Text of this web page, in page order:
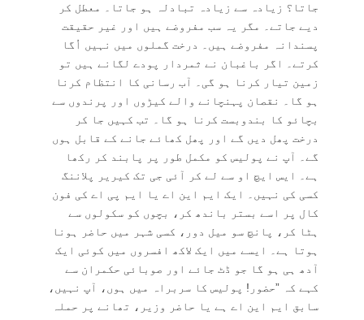
جاتا؟ زیادہ سے زیادہ تبادلہ ہو جاتا۔ معطل کر
دیے جاتے۔ مگر یہ سب مفروضے ہیں اور غیر حقیقت
پسندانہ مفروضے ہیں۔ درخت گملوں میں نہیں اُگا
کرتے۔ اگر باغبان نے ثمردار پودے لگانے ہیں تو
زمین تیار کرنا ہو گی۔ آب رسانی کا انتظام کرنا
ہو گا۔ نقصان پہنچانے والے کیڑوں اور پرندوں سے
بچائو کا بندوبست کرنا ہو گا۔ تب کہیں جا کر
درخت پھل دیں گے اور پھل کھائے جانے کے قابل ہوں
گے۔ آپ نے پولیس کو مکمل طور پر پابند کر رکھا
ہے۔ ایس ایچ او سے لے کر آئی جی تک کیریر پلاننگ
کسی کی نہیں۔ ایک ایم این اے یا ایم پی اے کی فون
کال پر اسے بستر باندھ کر، بچوں کو سکولوں سے
ہٹا کر، پانچ سو میل دور، کسی شہر میں حاضر ہونا
ہوتا ہے۔ ایسے میں ایک لاکھ افسروں میں کوئی ایک
آدھ ہی ہو گا جو ڈٹ جائے اور صوبائی حکمران سے
کہے کہ ”حضور! پولیس کا سربراہ میں ہوں، آپ نہیں،
سابق ایم این اے ہے یا حاضر وزیر، تھانے پر حملہ